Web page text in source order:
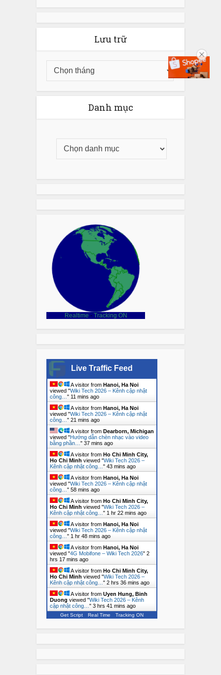
Lưu trữ
Danh mục
Realtime - Tracking ON
Live Traffic Feed
A visitor from Hanoi, Ha Noi
viewed "Wiki Tech 2026 – Kênh cập nhật
công… " 11 mins ago
A visitor from Hanoi, Ha Noi
viewed "Wiki Tech 2026 – Kênh cập nhật
công… " 21 mins ago
A visitor from Dearborn, Michigan
viewed "Hướng dẫn chèn nhạc vào video
bằng phần… " 37 mins ago
A visitor from Ho Chi Minh City,
Ho Chi Minh viewed "Wiki Tech 2026 –
Kênh cập nhật công… " 43 mins ago
A visitor from Hanoi, Ha Noi
viewed "Wiki Tech 2026 – Kênh cập nhật
công… " 58 mins ago
A visitor from Ho Chi Minh City,
Ho Chi Minh viewed "Wiki Tech 2026 –
Kênh cập nhật công… " 1 hr 22 mins ago
A visitor from Hanoi, Ha Noi
viewed "Wiki Tech 2026 – Kênh cập nhật
công… " 1 hr 48 mins ago
A visitor from Hanoi, Ha Noi
viewed "4G Mobifone – Wiki Tech 2026" 2
hrs 18 mins ago
A visitor from Ho Chi Minh City,
Ho Chi Minh viewed "Wiki Tech 2026 –
Kênh cập nhật công… " 2 hrs 36 mins ago
A visitor from Uyen Hung, Binh
Duong viewed "Wiki Tech 2026 – Kênh
cập nhật công… " 3 hrs 41 mins ago
Get Script Real Time Tracking ON